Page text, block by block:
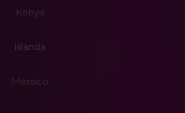
Kenya
Islanda
Messico